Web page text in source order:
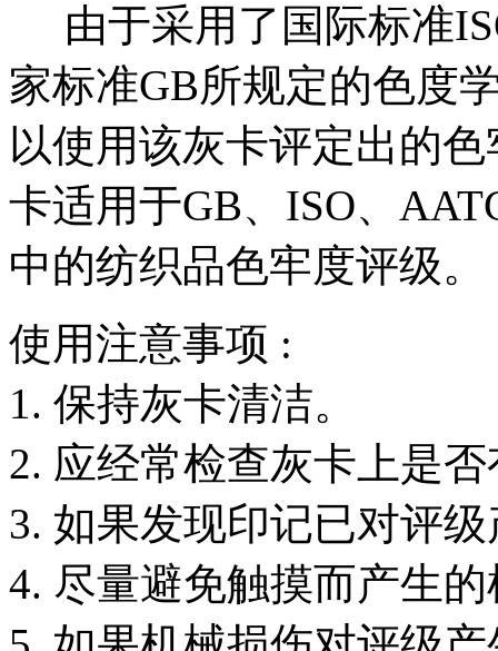
由于采用了国际标准
家标准GB所规定的色度
以使用该灰卡评定出的
卡适用于GB、ISO、
中的纺织品色牢度评级。
使用注意事项 :
1. 保持灰卡清洁。
2. 应经常检查灰卡上是
3. 如果发现印记已对评
4. 尽量避免触摸而产生